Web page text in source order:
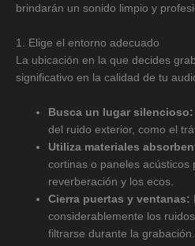
brindarán un sonido limpio y
1. Elige el entorno adecuado
La ubicación en la que decides
significativo en la calidad de tu
Busca un lugar silencioso:
del ruido exterior, como el
Utiliza materiales
cortinas o paneles acústicos
reverberación y los ecos.
Cierra puertas y ventanas:
considerablemente los
filtrarse durante la grabación.